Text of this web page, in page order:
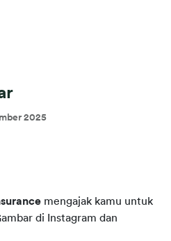
2025
mengajak kamu untuk
di Instagram dan